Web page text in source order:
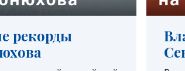
рекорды